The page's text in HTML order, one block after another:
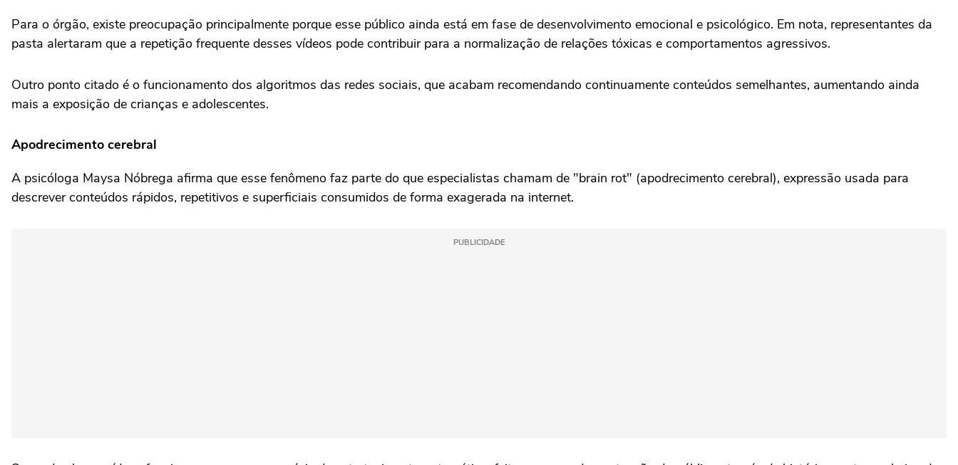
Para o órgão, existe preocupação principalmente porque esse público ainda está em fase de desenvolvimento emocional e psicológico. Em nota, representantes da
pasta alertaram que a repetição frequente desses vídeos pode contribuir para a normalização de relações tóxicas e comportamentos agressivos.
Outro ponto citado é o funcionamento dos algoritmos das redes sociais, que acabam recomendando continuamente conteúdos semelhantes, aumentando ainda
mais a exposição de crianças e adolescentes.
Apodrecimento cerebral
A psicóloga Maysa Nóbrega afirma que esse fenômeno faz parte do que especialistas chamam de "brain rot" (apodrecimento cerebral), expressão usada para
descrever conteúdos rápidos, repetitivos e superficiais consumidos de forma exagerada na internet.
PUBLICIDADE